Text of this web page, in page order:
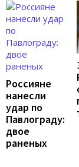
Россияне
нанесли
удар по
Павлограду:
двое
раненых